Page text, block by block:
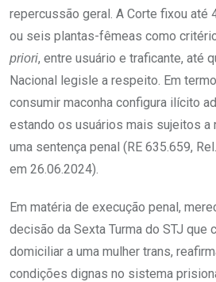
repercussão geral. A Corte fixou até
ou seis plantas-fêmeas como
priori, entre usuário e traficante, até
Nacional legisle a respeito. Em
consumir maconha configura ilícito
estando os usuários mais sujeitos a
uma sentença penal (RE 635.659,
em 26.06.2024).
Em matéria de execução penal,
decisão da Sexta Turma do STJ que
domiciliar a uma mulher trans,
condições dignas no sistema